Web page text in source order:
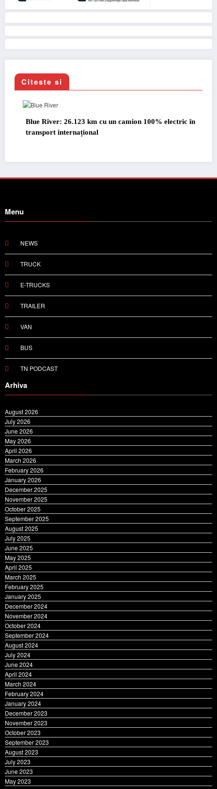
Citeste si
km cu un camion 100% electric în
Proiectul Revoy
July 2026
June 2026
May 2026
April 2026
March 2026
February 2026
January 2026
December 2025
November 2025
October 2025
September 2025
August 2025
July 2025
June 2025
May 2025
April 2025
March 2025
February 2025
January 2025
December 2024
November 2024
October 2024
September 2024
August 2024
July 2024
June 2024
April 2024
March 2024
February 2024
January 2024
December 2023
November 2023
October 2023
September 2023
August 2023
July 2023
June 2023
May 2023
April 2023